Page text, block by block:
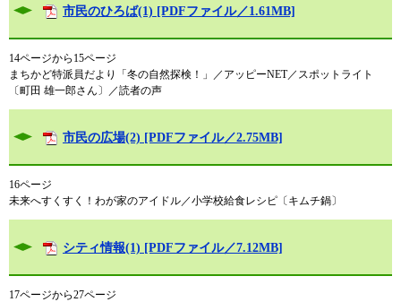
市民のひろば(1) [PDFファイル／1.61MB]
14ページから15ページ
まちかど特派員だより「冬の自然探検！」／アッピーNET／スポットライト
〔町田 雄一郎さん〕／読者の声
市民の広場(2) [PDFファイル／2.75MB]
16ページ
未来へすくすく！わが家のアイドル／小学校給食レシピ〔キムチ鍋〕
シティ情報(1) [PDFファイル／7.12MB]
17ページから27ページ